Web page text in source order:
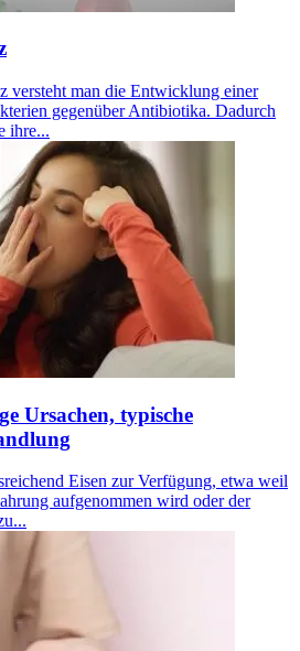
versteht man die Entwicklung einer
gegenüber Antibiotika. Dadurch
ihre...
Ursachen, typische
Eisen zur Verfügung, etwa weil
aufgenommen wird oder der